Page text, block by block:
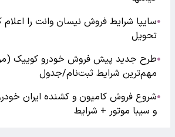
●سایپا شرایط فروش نیسان وانت را
تحویل
●
مهم‌ترین شرایط ثبت‌نام/جدول
●شروع فروش کامیون و کشنده ایران
و سیبا موتور + شرایط